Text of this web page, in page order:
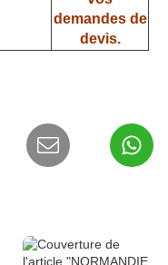
demandes de
devis.